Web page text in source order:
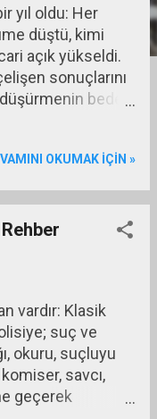
yıl oldu: Her
düştü, kimi
açık yükseldi.
sonuçlarını
bedeli
tek olumlu yanı
oldu. Türkiye
birkaç yıldır
2022 yılı
olumsuz bir
o kadar fazla
bütün
hissetmeye
artışı, yaşanan
OKUMAK IÇIN »
vardır: Klasik
suç ve
okuru, suçluyu
savcı,
geçerek